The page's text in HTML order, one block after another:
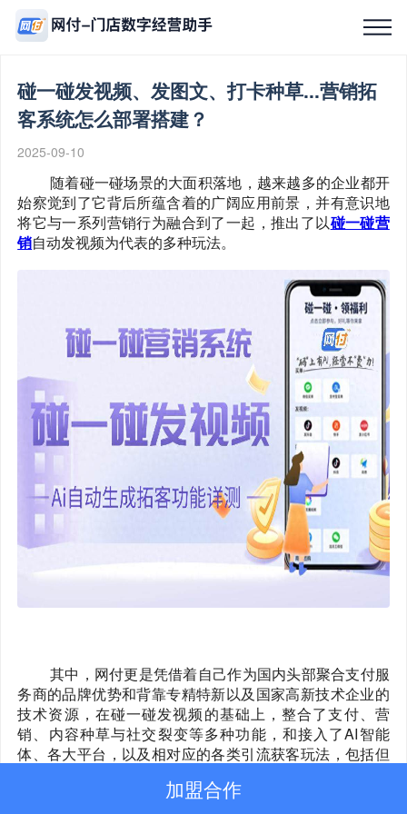
加盟合作
碰一碰发视频、发图文、打卡种草...营销拓
客系统怎么部署搭建？
2025-09-10
随着碰一碰场景的大面积落地，越来越多的企业都开
始察觉到了它背后所蕴含着的广阔应用前景，并有意识地
将它与一系列营销行为融合到了一起，推出了以碰一碰营
销自动发视频为代表的多种玩法。
其中，网付更是凭借着自己作为国内头部聚合支付服
务商的品牌优势和背靠专精特新以及国家高新技术企业的
技术资源，在碰一碰发视频的基础上，整合了支付、营
销、内容种草与社交裂变等多种功能，和接入了AI智能
体、各大平台，以及相对应的各类引流获客玩法，包括但
首页
本地生活服务
OEM定制
经典案例
新闻动态
关于我们
网付资质